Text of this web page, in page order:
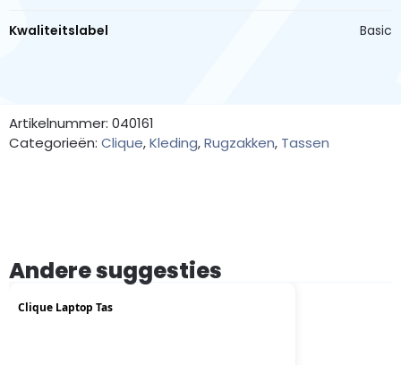
Kwaliteitslabel Basic
Artikelnummer: 040161
Categorieën: Clique,Kleding,Rugzakken, Tassen
Andere suggesties
Clique Laptop Tas